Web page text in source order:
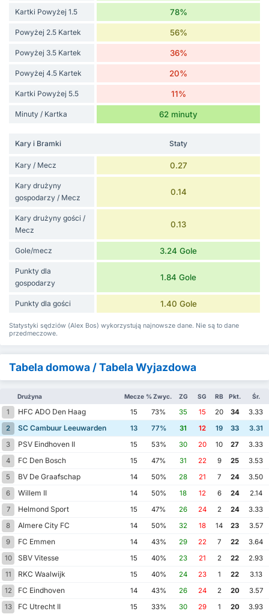
Kartki Powyżej 1.5 78%
Powyżej 2.5 Kartek 56%
Powyżej 3.5 Kartek 36%
Powyżej 4.5 Kartek 20%
Kartki Powyżej 5.5 11%
Minuty / Kartka 62 minuty
Kary i Bramki Staty
Kary / Mecz 0.27
Kary drużyny
gospodarzy / Mecz
0.14
Kary drużyny gości /
Mecz
0.13
Gole/mecz 3.24 Gole
Punkty dla
gospodarzy
1.84 Gole
Punkty dla gości 1.40 Gole
Statystyki sędziów (Alex Bos) wykorzystują najnowsze dane. Nie są to dane
przedmeczowe.
Tabela domowa / Tabela Wyjazdowa
Drużyna Mecze % Zwyc. ZG SG RB Pkt. Śr.
1 HFC ADO Den Haag 15 73% 35 15 20 34
3.33
2
SC Cambuur Leeuwarden 13 77% 31 12 19 33
3.31
3
PSV Eindhoven II 15 53% 30 20 10 27
3.33
4
FC Den Bosch 15 47% 31 22 9 25
3.53
5
BV De Graafschap 14 50% 28 21 7 24
3.50
6
Willem II 14 50% 18 12 6 24
2.14
7
Helmond Sport 15 47% 26 24 2 24
3.33
8
Almere City FC 14 50% 32 18 14 23
3.57
9
FC Emmen 14 43% 29 22 7 22
3.64
10
SBV Vitesse 15 40% 23 21 2 22
2.93
11
RKC Waalwijk 15 40% 24 23 1 22
3.13
12
FC Eindhoven 14 43% 26 24 2 20
3.57
13
FC Utrecht II 15 33% 30 29 1 20
3.93